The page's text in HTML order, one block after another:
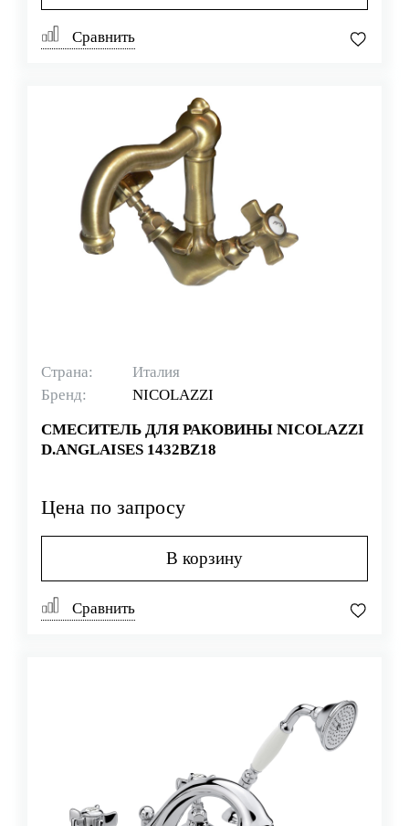
Сравнить
Страна:
Италия
Бренд:
NICOLAZZI
СМЕСИТЕЛЬ ДЛЯ РАКОВИНЫ NICOLAZZI
D.ANGLAISES 1432BZ18
Цена по запросу
В корзину
Сравнить